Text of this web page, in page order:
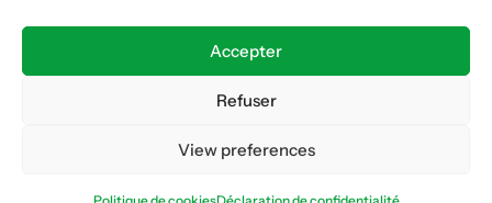
Accepter
Refuser
View preferences
Formation continue
Caisse AVS 66.1